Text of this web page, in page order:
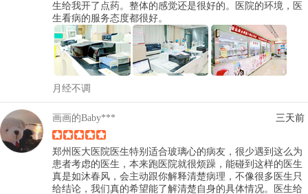
生给我开了点药。整体的感觉还是很好的。医院的环境，医
生看病的服务态度都很好。
月经不调
画画的Baby*** 三天前
郑州医大医院医生特别适合玻璃心的病友，很少遇到这么为
患者考虑的医生，本来跑医院就很烦躁，能碰到这样的医生
真是如沐春风，会主动跟你解释清楚病理，不像很多医生只
给结论，我们真的希望能了解清楚自身的具体情况。医生给